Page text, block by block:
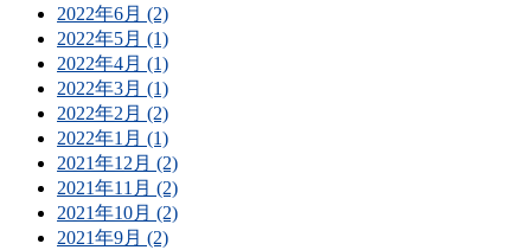
2022年6月 (2)
2022年5月 (1)
2022年4月 (1)
2022年3月 (1)
2022年2月 (2)
2022年1月 (1)
2021年12月 (2)
2021年11月 (2)
2021年10月 (2)
2021年9月 (2)